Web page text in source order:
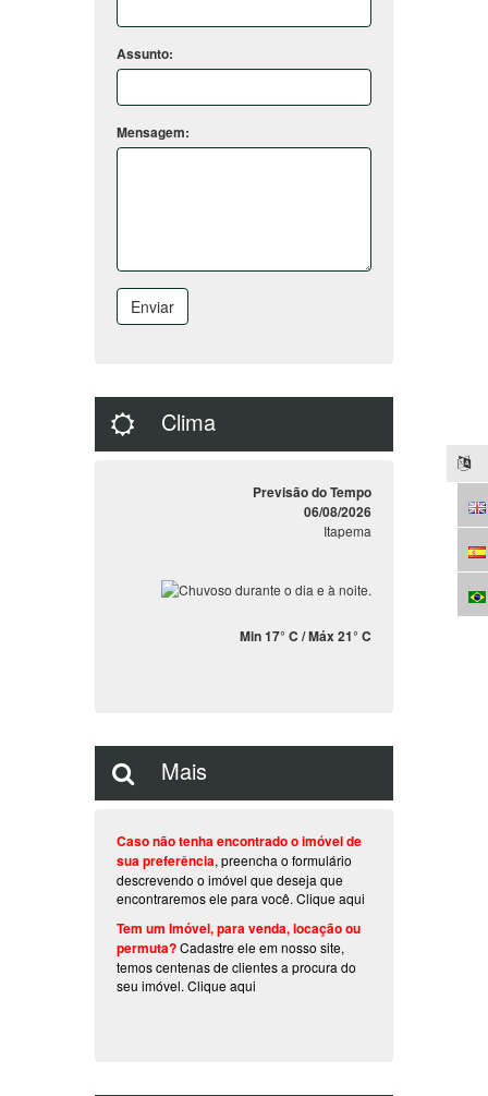
Assunto:
Mensagem:
Enviar
Clima
Previsão do Tempo
06/08/2026
Itapema
Min 17° C / Máx 21° C
Mais
Caso não tenha encontrado o imóvel de
sua preferência, preencha o formulário
descrevendo o imóvel que deseja que
encontraremos ele para você. Clique aqui
Tem um Imóvel, para venda, locação ou
permuta?Cadastre ele em nosso site,
temos centenas de clientes a procura do
seu imóvel. Clique aqui